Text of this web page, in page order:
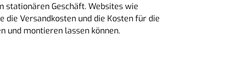
stationären Geschäft. Websites wie
die Versandkosten und die Kosten für die
und montieren lassen können.